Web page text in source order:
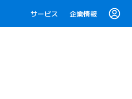
サービス 企業情報